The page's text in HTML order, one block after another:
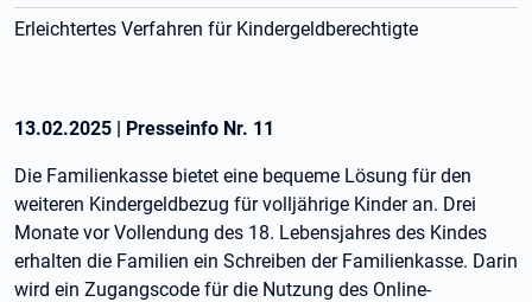
Erleichtertes Verfahren für Kindergeldberechtigte
13.02.2025 | Presseinfo Nr. 11
Die Familienkasse bietet eine bequeme Lösung für den
weiteren Kindergeldbezug für volljährige Kinder an. Drei
Monate vor Vollendung des 18. Lebensjahres des Kindes
erhalten die Familien ein Schreiben der Familienkasse. Darin
wird ein Zugangscode für die Nutzung des Online-